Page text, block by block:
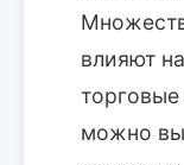
влияют
можно